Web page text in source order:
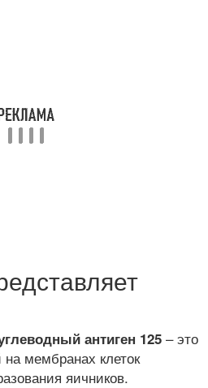
антиген 125 – это
мембранах клеток
яичников.